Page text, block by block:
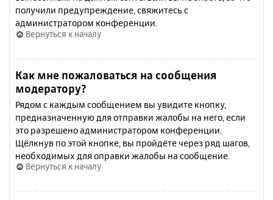
получили предупреждение, свяжитесь с
администратором конференции.
Вернуться к началу
Как мне пожаловаться на сообщения
модератору?
Рядом с каждым сообщением вы увидите кнопку,
предназначенную для отправки жалобы на него, если
это разрешено администратором конференции.
Щёлкнув по этой кнопке, вы пройдёте через ряд шагов,
необходимых для оправки жалобы на сообщение.
Вернуться к началу